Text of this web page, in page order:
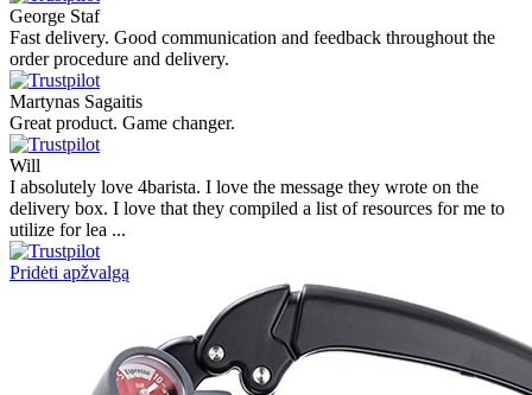
George Staf
Fast delivery. Good communication and feedback throughout the
order procedure and delivery.
Martynas Sagaitis
Great product. Game changer.
Will
I absolutely love 4barista. I love the message they wrote on the
delivery box. I love that they compiled a list of resources for me to
utilize for lea ...
Pridėti apžvalgą